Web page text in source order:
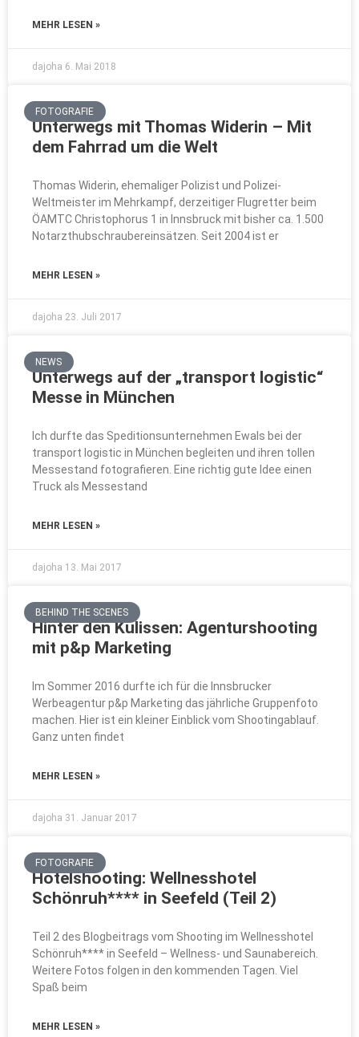
MEHR LESEN »
dajoha 6. Mai 2018
FOTOGRAFIE
Unterwegs mit Thomas Widerin – Mit
dem Fahrrad um die Welt
Thomas Widerin, ehemaliger Polizist und Polizei-
Weltmeister im Mehrkampf, derzeitiger Flugretter beim
ÖAMTC Christophorus 1 in Innsbruck mit bisher ca. 1.500
Notarzthubschraubereinsätzen. Seit 2004 ist er
MEHR LESEN »
dajoha 23. Juli 2017
NEWS
Unterwegs auf der „transport logistic“
Messe in München
Ich durfte das Speditionsunternehmen Ewals bei der
transport logistic in München begleiten und ihren tollen
Messestand fotografieren. Eine richtig gute Idee einen
Truck als Messestand
MEHR LESEN »
dajoha 13. Mai 2017
BEHIND THE SCENES
Hinter den Kulissen: Agenturshooting
mit p&p Marketing
Im Sommer 2016 durfte ich für die Innsbrucker
Werbeagentur p&p Marketing das jährliche Gruppenfoto
machen. Hier ist ein kleiner Einblick vom Shootingablauf.
Ganz unten findet
MEHR LESEN »
dajoha 31. Januar 2017
FOTOGRAFIE
Hotelshooting: Wellnesshotel
Schönruh**** in Seefeld (Teil 2)
Teil 2 des Blogbeitrags vom Shooting im Wellnesshotel
Schönruh**** in Seefeld – Wellness- und Saunabereich.
Weitere Fotos folgen in den kommenden Tagen. Viel
Spaß beim
MEHR LESEN »